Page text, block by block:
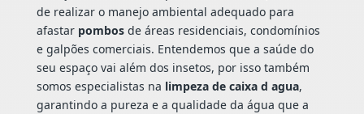
de realizar o manejo ambiental adequado para
afastar pombosde áreas residenciais, condomínios
e galpões comerciais. Entendemos que a saúde do
seu espaço vai além dos insetos, por isso também
somos especialistas na limpeza de caixa d agua,
garantindo a pureza e a qualidade da água que a